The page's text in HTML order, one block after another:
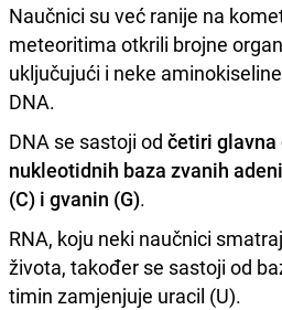
Naučnici su već ranije na
meteoritima otkrili brojne
uključujući i neke
DNA.
DNA se sastoji od četiri glavna
nukleotidnih baza zvanih
(C) i gvanin (G).
RNA, koju neki naučnici
života, također se sastoji od
timin zamjenjuje uracil (U).